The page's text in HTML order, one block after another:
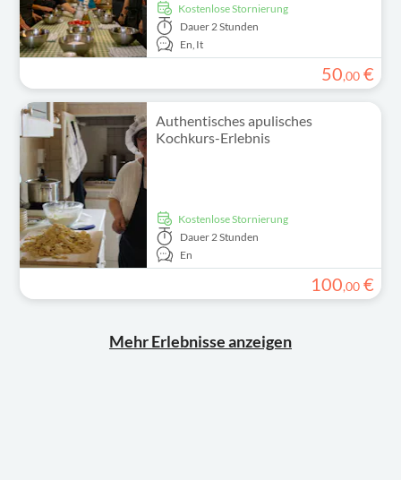
kostenlose Stornierung
Dauer 2 Stunden
En, It
50,00 €
Authentisches apulisches
Kochkurs-Erlebnis
kostenlose Stornierung
Dauer 2 Stunden
En
100,00 €
Mehr Erlebnisse anzeigen